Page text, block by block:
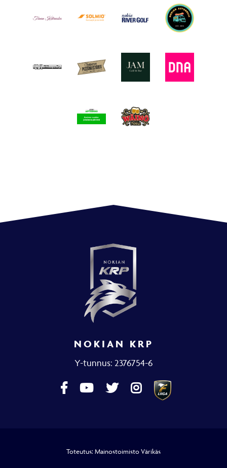
NOKIAN KRP
Y-tunnus: 2376754-6
Toteutus: Mainostoimisto Värikäs